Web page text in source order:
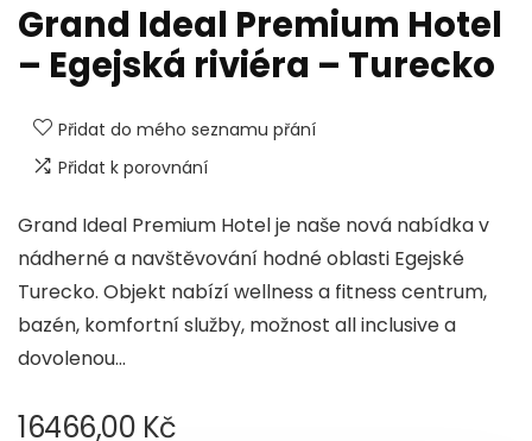
Grand Ideal Premium Hotel
– Egejská riviéra – Turecko
Přidat do mého seznamu přání
Přidat k porovnání
Grand Ideal Premium Hotel je naše nová nabídka v
nádherné a navštěvování hodné oblasti Egejské
Turecko. Objekt nabízí wellness a fitness centrum,
bazén, komfortní služby, možnost all inclusive a
dovolenou…
16466,00 Kč